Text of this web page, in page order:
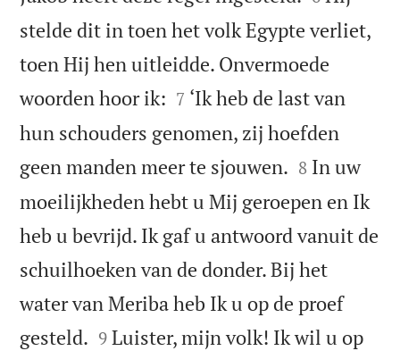
stelde dit in toen het volk Egypte verliet,
toen Hij hen uitleidde. Onvermoede
woorden hoor ik: 

7 ‘Ik heb de last van
hun schouders genomen, zij hoefden
geen manden meer te sjouwen. 

8 In uw
moeilijkheden hebt u Mij geroepen en Ik
heb u bevrijd. Ik gaf u antwoord vanuit de
schuilhoeken van de donder. Bij het
water van Meriba heb Ik u op de proef
gesteld. 

9 Luister, mijn volk! Ik wil u op